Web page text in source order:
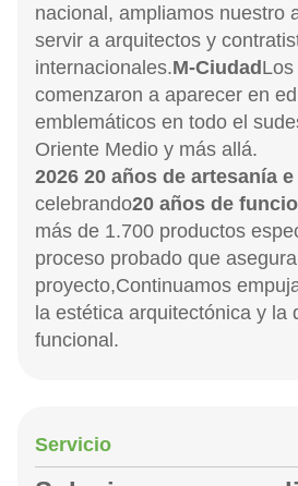
nacional, ampliamos nuestro
servir a arquitectos y
internacionales.M-Ciudad
comenzaron a aparecer en
emblemáticos en todo el
Oriente Medio y más allá.
2026 20 años de artesanía
celebrando20 años de
más de 1.700 productos
proceso probado que
proyecto,Continuamos
la estética arquitectónica y la
funcional.
Servicio